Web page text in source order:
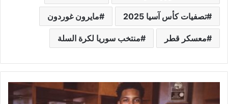
تصفيات كأس آسيا 2025 مايرون غوردون
معسكر قطر منتخب سوريا لكرة السلة
ا